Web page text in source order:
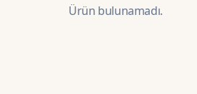
Ürün bulunamadı.